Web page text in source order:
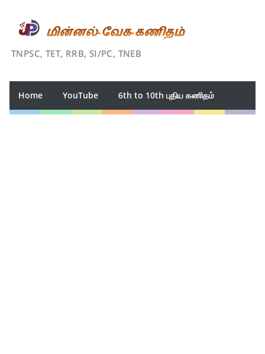
TNPSC, TET, RRB, SI/PC, TNEB
Home YouTube 6th to 10th புதிய கணிதம்